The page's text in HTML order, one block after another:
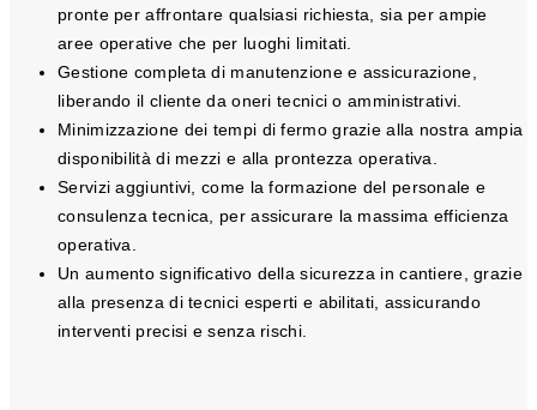
pronte per affrontare qualsiasi richiesta, sia per ampie
aree operative che per luoghi limitati.
Gestione completa di manutenzione e assicurazione,
liberando il cliente da oneri tecnici o amministrativi.
Minimizzazione dei tempi di fermo grazie alla nostra ampia
disponibilità di mezzi e alla prontezza operativa.
Servizi aggiuntivi, come la formazione del personale e
consulenza tecnica, per assicurare la massima efficienza
operativa.
Un aumento significativo della sicurezza in cantiere, grazie
alla presenza di tecnici esperti e abilitati, assicurando
interventi precisi e senza rischi.